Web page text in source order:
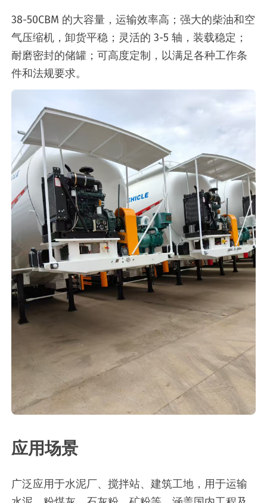
38-50CBM 的大容量，运输效率高；强大的柴油和空
气压缩机，卸货平稳；灵活的 3-5 轴，装载稳定；
耐磨密封的储罐；可高度定制，以满足各种工作条
件和法规要求。
应用场景
广泛应用于水泥厂、搅拌站、建筑工地，用于运输